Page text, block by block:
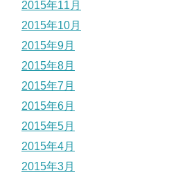
2015年11月
2015年10月
2015年9月
2015年8月
2015年7月
2015年6月
2015年5月
2015年4月
2015年3月